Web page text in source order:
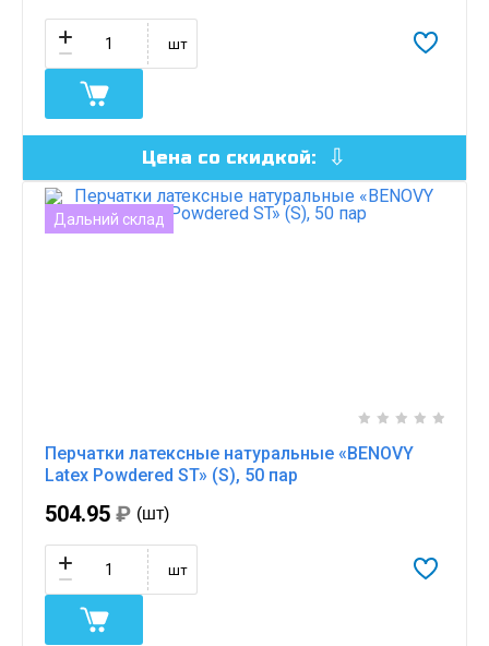
шт
Цена со скидкой:
Дальний склад
Перчатки латексные натуральные «BENOVY
Latex Powdered ST» (S), 50 пар
504.95 ₽ (шт)
шт